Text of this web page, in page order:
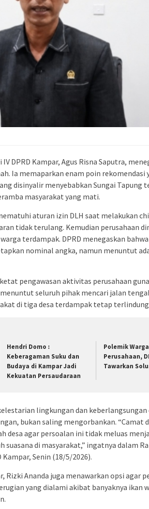
DPRD Kampar, Agus Risna Saputra,
Ia memaparkan enam poin rekomendasi
disinyalir menyebabkan Sungai Tapung
masyarakat yang mati.
aturan izin DLH saat melakukan
tidak terulang. Kemudian perusahaan
terdampak. DPRD menegaskan
nominal angka, namun menuntut
pengawasan aktivitas perusahaan
seluruh pihak mencari jalan
di tiga desa terdampak tetap
Hendri Domo :
Keberagaman Suku dan
Budaya di Kampar Jadi
Kekuatan Persaudaraan
Polemik
Perusahaan,
Tawarkan
lingkungan dan
bukan saling mengorbankan.
desa agar persoalan ini tidak meluas
di masyarakat,” ingatnya dalam
Kampar, Senin (18/5/2026).
Rizki Ananda juga menawarkan opsi agar
yang dialami akibat banyaknya ikan